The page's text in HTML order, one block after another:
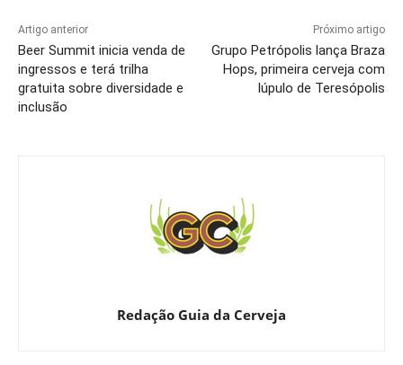
Artigo anterior
Beer Summit inicia venda de
ingressos e terá trilha
gratuita sobre diversidade e
inclusão
Próximo artigo
Grupo Petrópolis lança Braza
Hops, primeira cerveja com
lúpulo de Teresópolis
Redação Guia da Cerveja